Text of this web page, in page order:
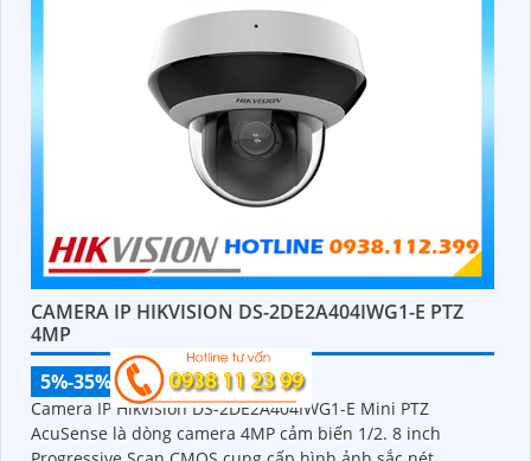
CAMERA IP HIKVISION DS-2DE2A404IWG1-E PTZ
4MP
5%-35%
Camera IP Hikvision DS-2DE2A404IWG1-E Mini PTZ
AcuSense là dòng camera 4MP cảm biến 1/2. 8 inch